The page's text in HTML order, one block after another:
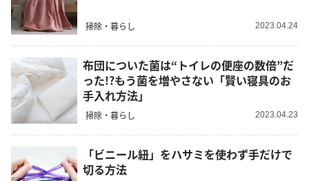
掃除・暮らし 2023.04.24
布団についた菌は“トイレの便座の数倍”だ
った!?もう菌を増やさない「賢い寝具のお
手入れ方法」
掃除・暮らし 2023.04.23
「ビニール紐」をハサミを使わず手だけで
切る方法